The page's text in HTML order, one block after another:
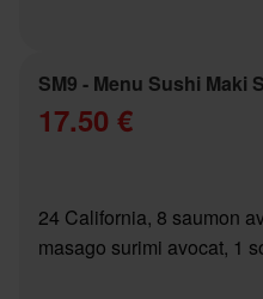
SM9 - Menu Sushi Maki
17.50 €
24 California, 8 saumon
masago surimi avocat, 1